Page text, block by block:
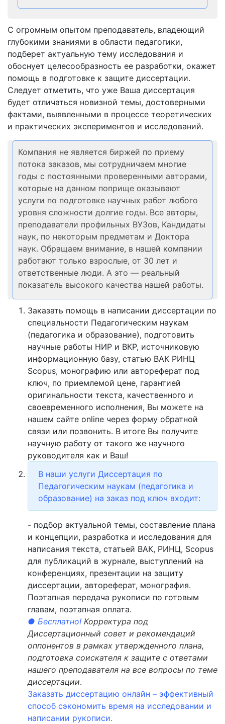
С огромным опытом преподаватель, владеющий
глубокими знаниями в области педагогики,
подберет актуальную тему исследования и
обоснует целесообразность ее разработки, окажет
помощь в подготовке к защите диссертации.
Следует отметить, что уже Ваша диссертация
будет отличаться новизной темы, достоверными
фактами, выявленными в процессе теоретических
и практических экспериментов и исследований.
Компания не является биржей по приему
потока заказов, мы сотрудничаем многие
годы с постоянными проверенными авторами,
которые на данном поприще оказывают
услуги по подготовке научных работ любого
уровня сложности долгие годы. Все авторы,
преподаватели профильных ВУЗов, Кандидаты
наук, по некоторым предметам и Доктора
наук. Обращаем внимание, в нашей компании
работают только взрослые, от 30 лет и
ответственные люди. А это — реальный
показатель высокого качества нашей работы.
Заказать помощь в написании диссертации по
специальности Педагогическим наукам
(педагогика и образование), подготовить
научные работы НИР и ВКР, источниковую
информационную базу, статью ВАК РИНЦ
Scopus, монографию или автореферат под
ключ, по приемлемой цене, гарантией
оригинальности текста, качественного и
своевременного исполнения, Вы можете на
нашем сайте online через форму обратной
связи или позвонить. В итоге Вы получите
научную работу от такого же научного
руководителя как и Ваш!
В наши услуги Диссертация по
Педагогическим наукам (педагогика и
образование) на заказ под ключ входит:
- подбор актуальной темы, составление плана
и концепции, разработка и исследования для
написания текста, статьей ВАК, РИНЦ, Scopus
для публикаций в журнале, выступлений на
конференциях, презентации на защиту
диссертации, автореферат, монография.
Поэтапная передача рукописи по готовым
главам, поэтапная оплата.
● Бесплатно! Корректура под
Диссертационный совет и рекомендаций
оппонентов в рамках утвержденного плана,
подготовка соискателя к защите с ответами
нашего преподавателя на все вопросы по теме
диссертации.
Заказать диссертацию онлайн – эффективный
способ сэкономить время на исследовании и
написании рукописи.